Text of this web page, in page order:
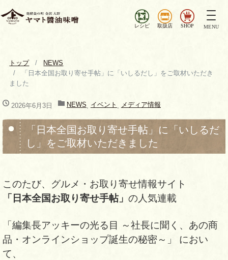
レシピ 取扱店 SHOP
ナ
ビ
ョ
替
MENU
トップ
NEWS
「日本全国お取り寄せ手帖」に「いしるだし」をご取材いただき
ました
2026年6月3日 NEWS,イベント,メディア情報
「日本全国お取り寄せ手帖」に「いしるだ
し」をご取材いただきました
このたび、グルメ・お取り寄せ情報サイト
「日本全国お取り寄せ手帖」の人気連載
「編集長アッキーの光る目 ～社長に聞く、あの商
品・オンラインショップ誕生の秘密～」 におい
て、